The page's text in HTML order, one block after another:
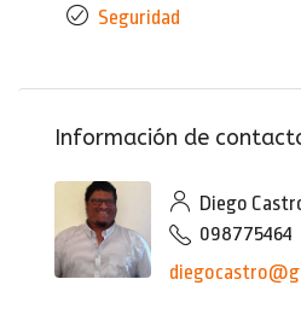
Seguridad
Información de
Diego
098775464